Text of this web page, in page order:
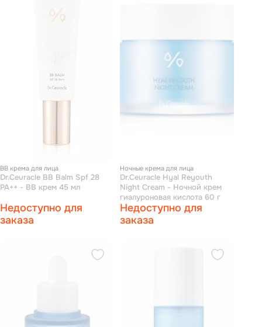
BB крема для лица
Dr.Ceuracle BB Balm Spf 28
PA++ - BB крем 45 мл
Недоступно для
заказа
Ночные крема для лица
Dr.Ceuracle Hyal Reyouth
Night Cream - Ночной крем
гиалуроновая кислота 60 г
Недоступно для
заказа